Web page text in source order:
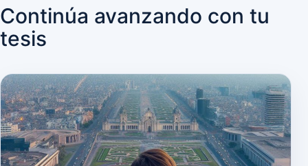
Continúa avanzando con tu
tesis